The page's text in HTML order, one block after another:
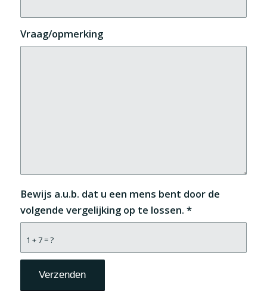
Vraag/opmerking
1 + 7 = ?
Bewijs a.u.b. dat u een mens bent door de
volgende vergelijking op te lossen. *